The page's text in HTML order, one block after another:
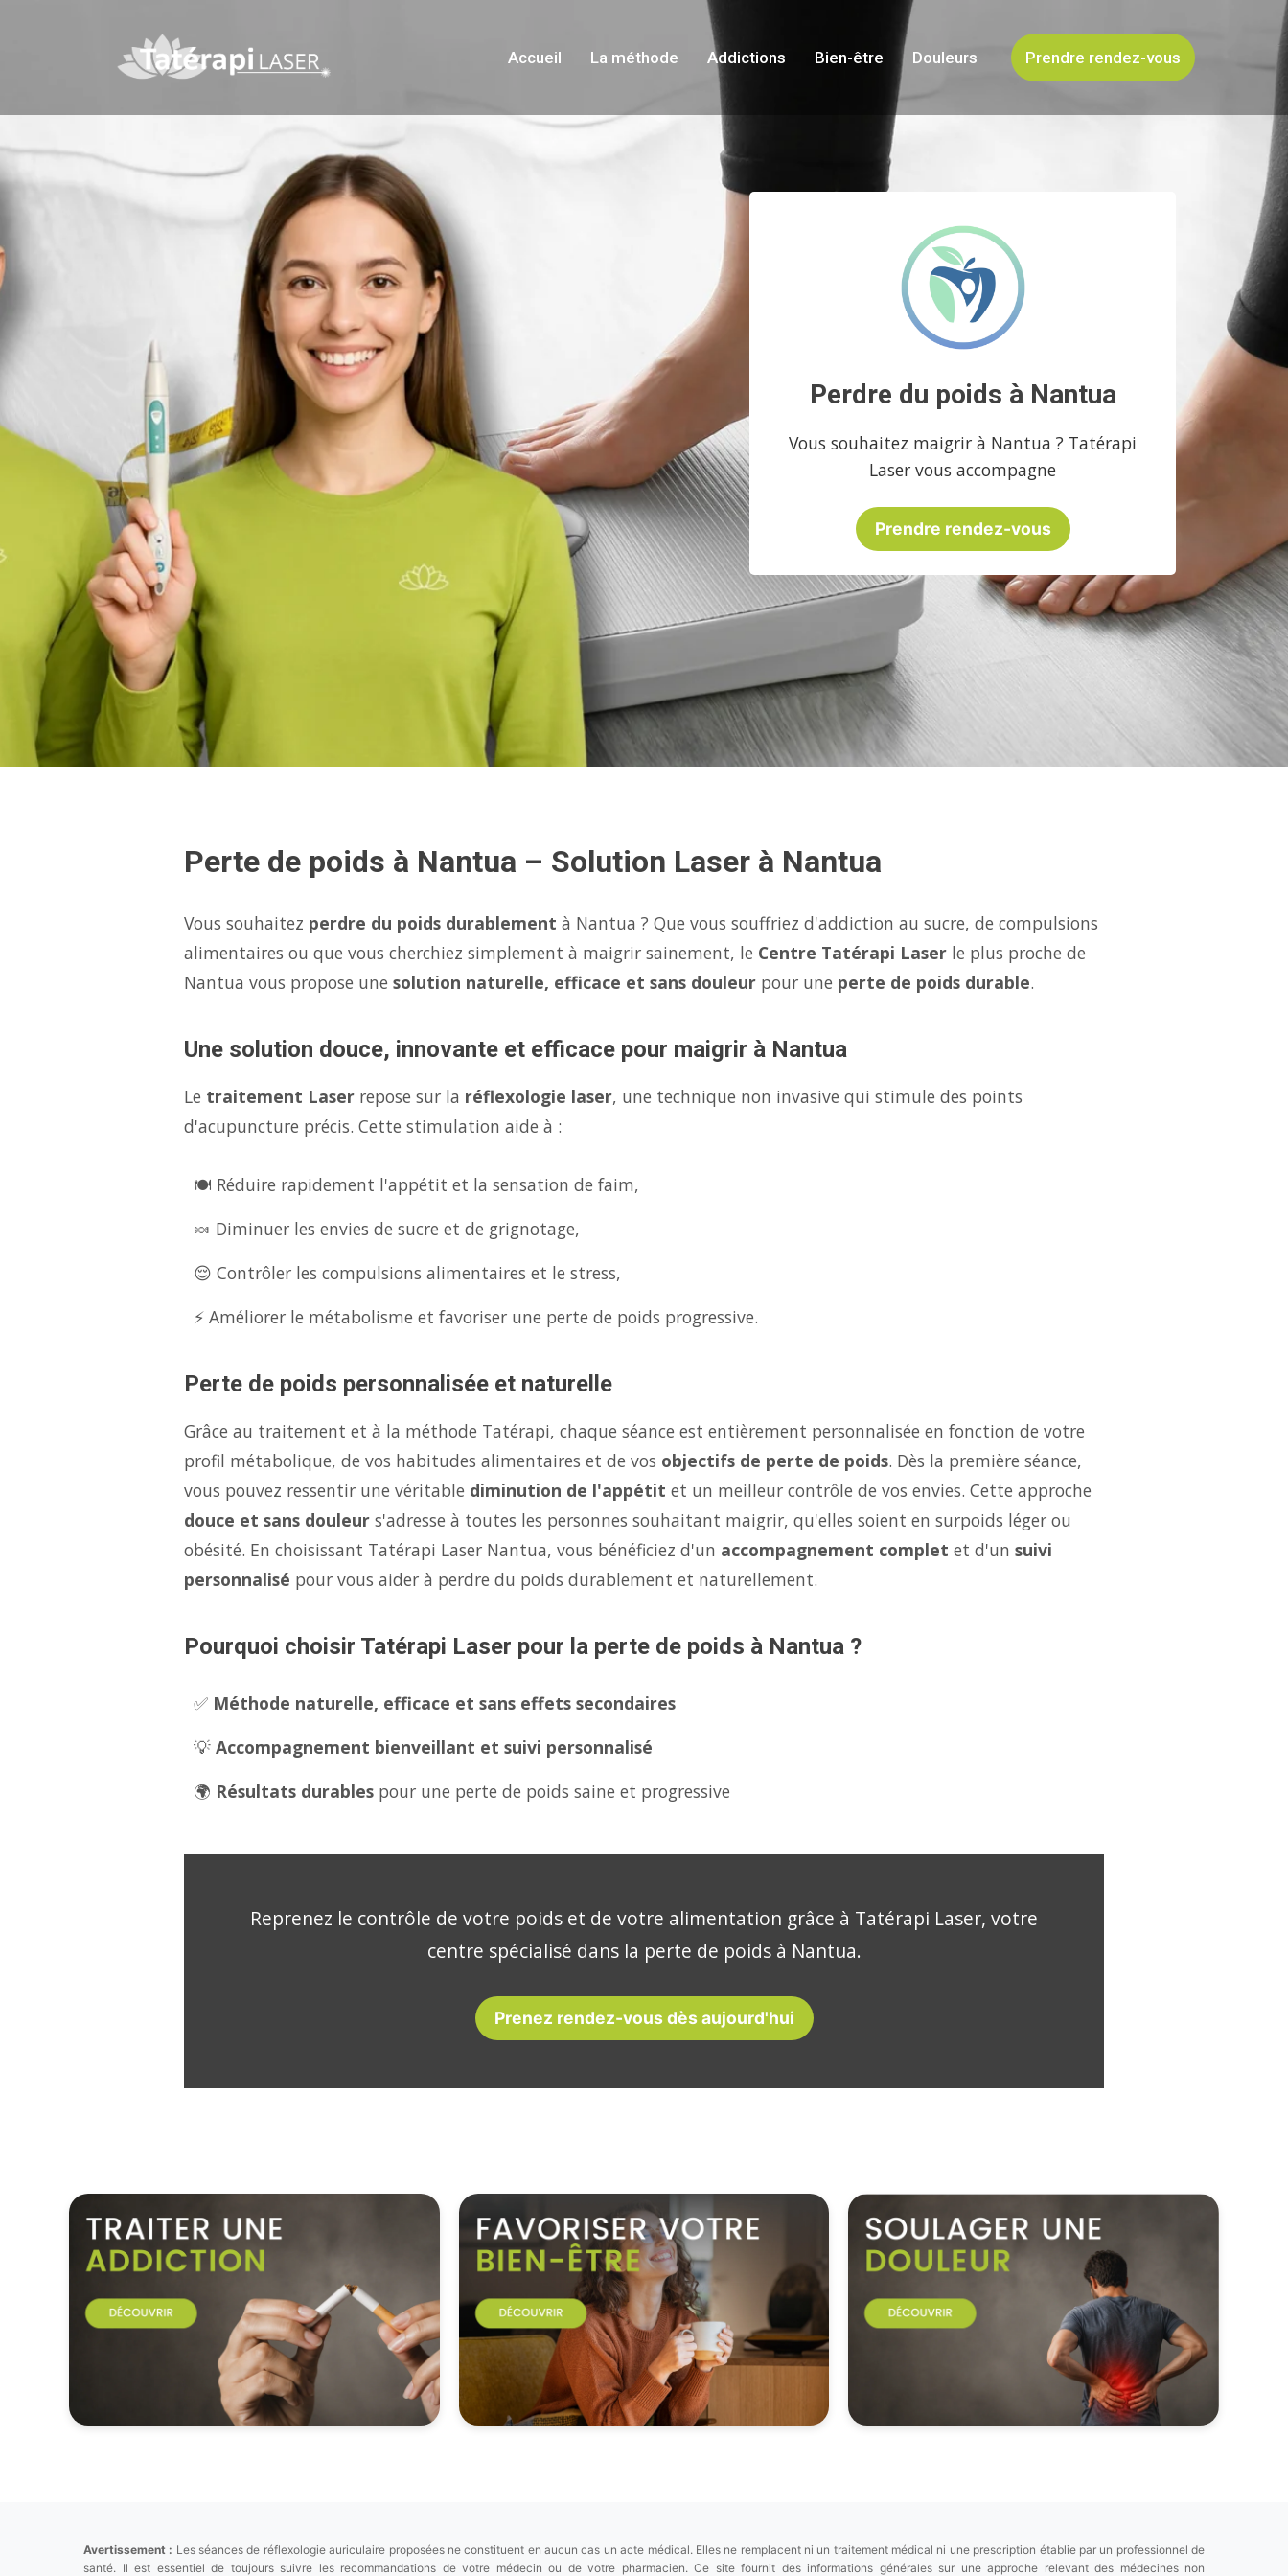
Accueil La méthode Addictions Bien-être Douleurs Prendre rendez-vous
Perdre du poids à Nantua
Vous souhaitez maigrir à Nantua ? Tatérapi
Laser vous accompagne
Prendre rendez-vous
Perte de poids à Nantua – Solution Laser à Nantua
Vous souhaitez perdre du poids durablement à Nantua ? Que vous souffriez d'addiction au sucre, de compulsions
alimentaires ou que vous cherchiez simplement à maigrir sainement, le Centre Tatérapi Laser le plus proche de
Nantua vous propose une solution naturelle, efficace et sans douleur pour une perte de poids durable.
Une solution douce, innovante et efficace pour maigrir à Nantua
Le traitement Laser repose sur la réflexologie laser, une technique non invasive qui stimule des points
d'acupuncture précis. Cette stimulation aide à :
🍽️ Réduire rapidement l'appétit et la sensation de faim,
🍬 Diminuer les envies de sucre et de grignotage,
😌 Contrôler les compulsions alimentaires et le stress,
⚡ Améliorer le métabolisme et favoriser une perte de poids progressive.
Perte de poids personnalisée et naturelle
Grâce au traitement et à la méthode Tatérapi, chaque séance est entièrement personnalisée en fonction de votre
profil métabolique, de vos habitudes alimentaires et de vos objectifs de perte de poids. Dès la première séance,
vous pouvez ressentir une véritable diminution de l'appétit et un meilleur contrôle de vos envies. Cette approche
douce et sans douleur s'adresse à toutes les personnes souhaitant maigrir, qu'elles soient en surpoids léger ou
obésité. En choisissant Tatérapi Laser Nantua, vous bénéficiez d'un accompagnement complet et d'un suivi
personnalisé pour vous aider à perdre du poids durablement et naturellement.
Pourquoi choisir Tatérapi Laser pour la perte de poids à Nantua ?
✅ Méthode naturelle, efficace et sans effets secondaires
💡 Accompagnement bienveillant et suivi personnalisé
🌍 Résultats durables pour une perte de poids saine et progressive
Reprenez le contrôle de votre poids et de votre alimentation grâce à Tatérapi Laser, votre
centre spécialisé dans la perte de poids à Nantua.
Prenez rendez-vous dès aujourd'hui
Avertissement : Les séances de réflexologie auriculaire proposées ne constituent en aucun cas un acte médical. Elles ne remplacent ni un traitement médical ni une prescription établie par un professionnel de
santé. Il est essentiel de toujours suivre les recommandations de votre médecin ou de votre pharmacien. Ce site fournit des informations générales sur une approche relevant des médecines non